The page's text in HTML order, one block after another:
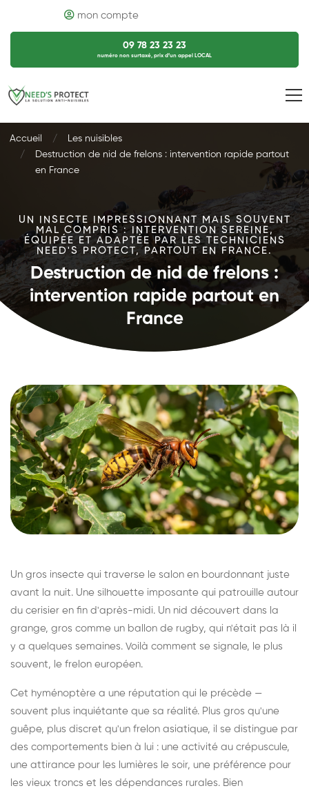
mon compte
09 78 23 23 23
numéro non surtaxé, prix d’un appel LOCAL
Accueil
Les nuisibles
Destruction de nid de frelons : intervention rapide partout
en France
UN INSECTE IMPRESSIONNANT MAIS SOUVENT
MAL COMPRIS : INTERVENTION SEREINE,
ÉQUIPÉE ET ADAPTÉE PAR LES TECHNICIENS
NEED'S PROTECT, PARTOUT EN FRANCE.
Destruction de nid de frelons :
intervention rapide partout en
France
Un gros insecte qui traverse le salon en bourdonnant juste
avant la nuit. Une silhouette imposante qui patrouille autour
du cerisier en fin d'après-midi. Un nid découvert dans la
grange, gros comme un ballon de rugby, qui n'était pas là il
y a quelques semaines. Voilà comment se signale, le plus
souvent, le frelon européen.
Cet hyménoptère a une réputation qui le précède —
souvent plus inquiétante que sa réalité. Plus gros qu'une
guêpe, plus discret qu'un frelon asiatique, il se distingue par
des comportements bien à lui : une activité au crépuscule,
une attirance pour les lumières le soir, une préférence pour
les vieux troncs et les dépendances rurales. Bien